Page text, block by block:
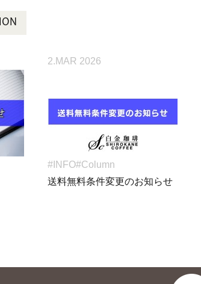
2.MAR 2026
#INFO#Column
送料無料条件変更のお知らせ